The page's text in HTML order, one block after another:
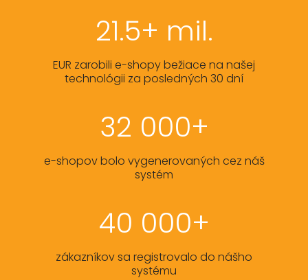
21.5+ mil.
EUR zarobili e-shopy bežiace na našej
technológii za posledných 30 dní
32 000+
e-shopov bolo vygenerovaných cez náš
systém
40 000+
zákazníkov sa registrovalo do nášho
systému